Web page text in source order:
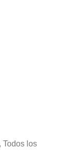
Todos los